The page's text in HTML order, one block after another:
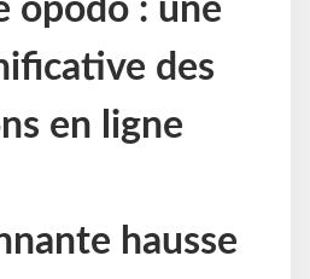
opodo : une
des
en ligne
hausse